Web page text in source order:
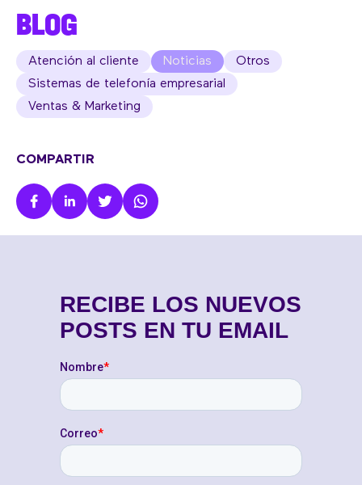
BLOG
Atención al cliente Noticias
Otros
Sistemas de telefonía empresarial
Ventas & Marketing
COMPARTIR